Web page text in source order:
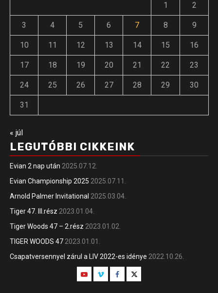
1 2
3 4 5 6 7 8 9
10 11 12 13 14 15 16
17 18 19 20 21 22 23
24 25 26 27 28 29 30
31
« júl
LEGUTÓBBI CIKKEINK
Evian 2 nap után 2025.07.12.
Evian Championship 2025 2025.07.11.
Arnold Palmer Invitational 2025.03.04.
Tiger 47. III.rész 2023.01.04.
Tiger Woods 47 – 2.rész 2023.01.02.
TIGER WOODS 47 2023.01.01.
Csapatversennyel zárul a LIV 2022-es idénye 2022.10.26.
YoutubeVimeoFacebook
Twitter